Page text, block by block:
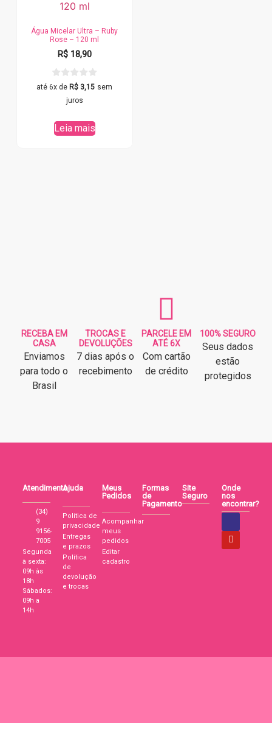
Água Micelar Ultra – Ruby
Rose – 120 ml
R$18,90
até 6x de R$ 3,15 sem
juros
Leia mais
RECEBA EM
CASA
Enviamos
para todo o
Brasil
TROCAS E
DEVOLUÇÕES
7 dias após o
recebimento
PARCELE EM
ATÉ 6X
Com cartão
de crédito
100% SEGURO
Seus dados
estão
protegidos
Atendimento
(34)
9
9156-
7005
Segunda
à sexta:
09h às
18h
Sábados:
09h a
14h
Ajuda
Política de
privacidade
Entregas
e prazos
Política
de
devolução
e trocas
Meus
Pedidos
Acompanhar
meus
pedidos
Editar
cadastro
Formas
de
Pagamento
Site
Seguro
Onde
nos
encontrar?